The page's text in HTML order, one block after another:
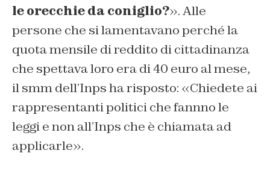
le orecchie da coniglio?». Alle
persone che si lamentavano perché la
quota mensile di reddito di cittadinanza
che spettava loro era di 40 euro al mese,
il smm dell’Inps ha risposto: «Chiedete ai
rappresentanti politici che fannno le
leggi e non all’Inps che è chiamata ad
applicarle».